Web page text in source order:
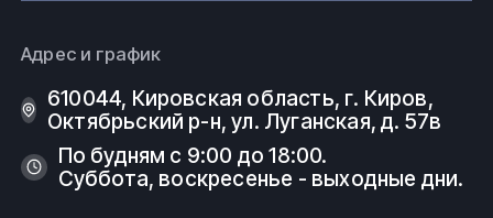
Адрес и график
610044, Кировская область, г. Киров, ​
Октябрьский р-н, ​ул. Луганская, д. 57в
По будням с 9:00 до 18:00.
Суббота, воскресенье - выходные дни.